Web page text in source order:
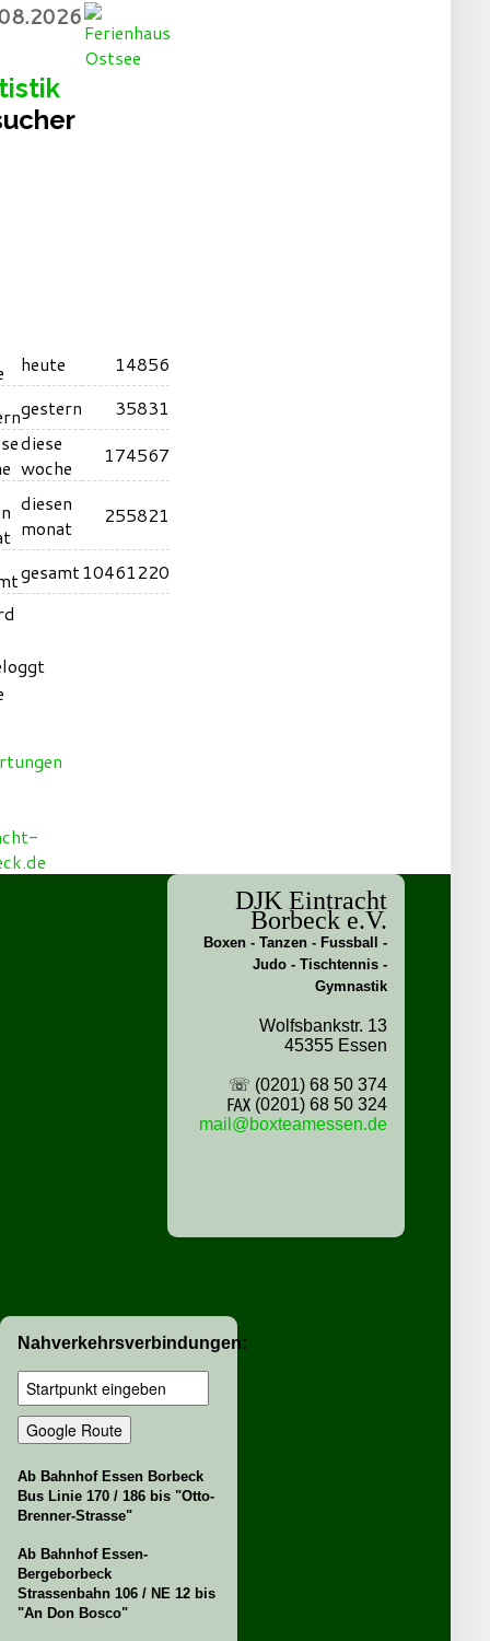
heute
14856
gestern
35831
diese
woche
174567
diesen
monat
255821
gesamt10461220
DJK Eintracht
Borbeck e.V.
Boxen - Tanzen - Fussball -
Judo - Tischtennis -
Gymnastik
Wolfsbankstr. 13
45355 Essen
☏ (0201) 68 50 374
℻ (0201) 68 50 324
mail@boxteamessen.de
Nahverkehrsverbindungen:
Ab Bahnhof Essen Borbeck
Bus Linie 170 / 186 bis "Otto-
Brenner-Strasse"
Ab Bahnhof Essen-
Bergeborbeck
Strassenbahn 106 / NE 12 bis
"An Don Bosco"